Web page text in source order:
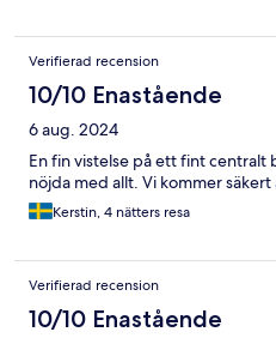
Verifierad recension
10/10 Enastående
6 aug. 2024
En fin vistelse på ett fint centralt
nöjda med allt. Vi kommer
Kerstin, 4 nätters resa
Verifierad recension
10/10 Enastående